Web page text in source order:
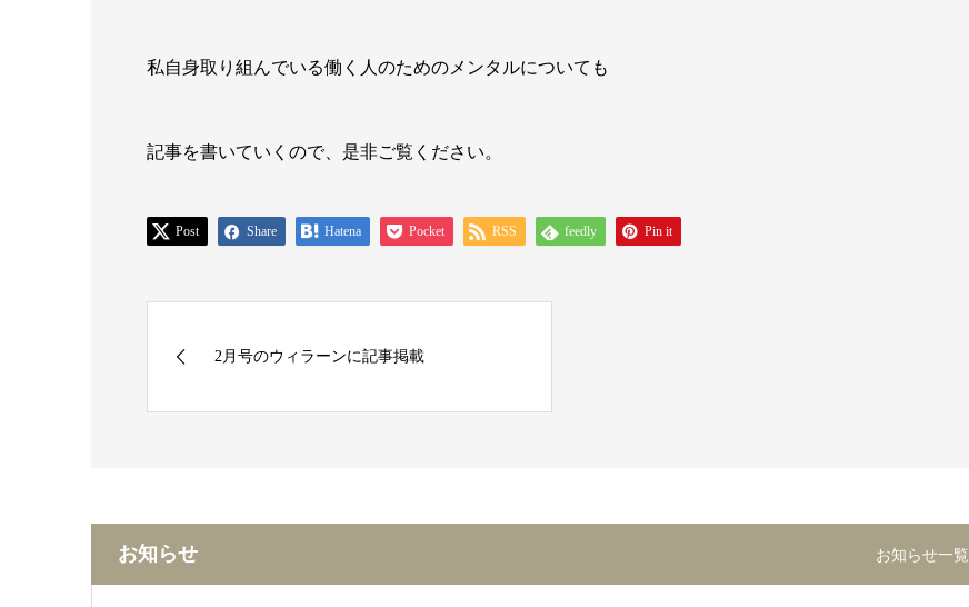
私自身取り組んでいる働く人のためのメンタルについても
記事を書いていくので、是非ご覧ください。
Post Share Hatena Pocket RSS feedly Pin it
2月号のウィラーンに記事掲載
お知らせ お知らせ一覧